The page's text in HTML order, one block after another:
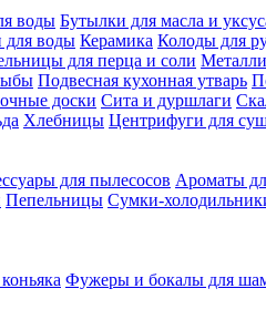
воды Бутылки для масла и
для воды Керамика Колоды для
для перца и соли
Подвесная кухонная утварь
доски Сита и дуршлаги
Хлебницы Центрифуги для
для пылесосов Ароматы
Пепельницы Сумки-
Фужеры и бокалы для